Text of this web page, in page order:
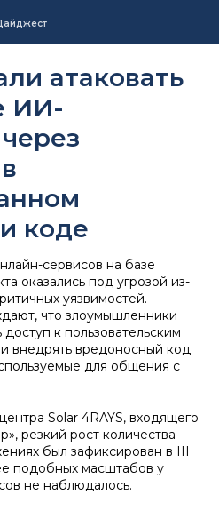
атаковать
ИИ-
коде
сервисов на базе
оказались под угрозой из-
уязвимостей.
что злоумышленники
к пользовательским
внедрять вредоносный код
для общения с
Solar 4RAYS, входящего
резкий рост количества
был зафиксирован в III
подобных масштабов у
не наблюдалось.